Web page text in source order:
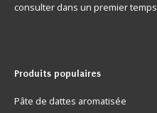
consulter dans un premier
Produits populaires
Pâte de dattes aromatisée